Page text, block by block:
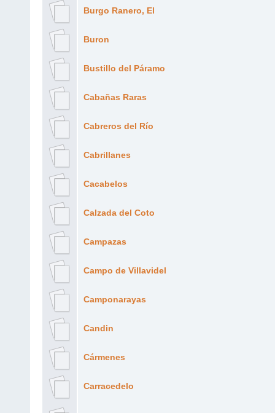
Burgo Ranero, El
Buron
Bustillo del Páramo
Cabañas Raras
Cabreros del Río
Cabrillanes
Cacabelos
Calzada del Coto
Campazas
Campo de Villavidel
Camponarayas
Candin
Cármenes
Carracedelo